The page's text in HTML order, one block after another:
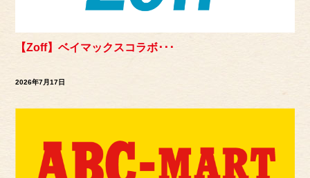
【Zoff】ベイマックスコラボ･･･
2026年7月17日